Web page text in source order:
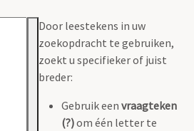
Door leestekens in uw
zoekopdracht te gebruiken,
zoekt u specifieker of juist
breder:
Gebruik een vraagteken
(?)om één letter te